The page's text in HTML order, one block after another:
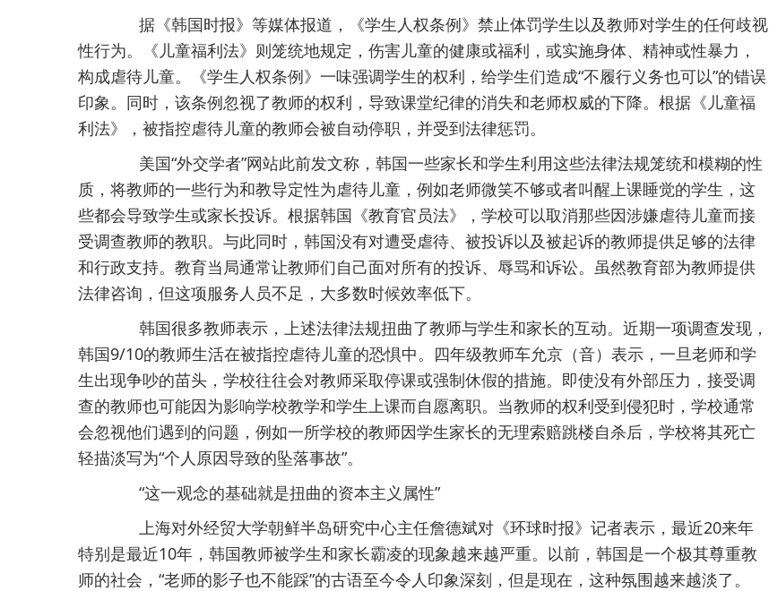
据《韩国时报》等媒体报道，《学生人权条例》禁止体罚学生以及教师对学生的任何歧视
性行为。《儿童福利法》则笼统地规定，伤害儿童的健康或福利，或实施身体、精神或性暴力，
构成虐待儿童。《学生人权条例》一味强调学生的权利，给学生们造成“不履行义务也可以”的错误
印象。同时，该条例忽视了教师的权利，导致课堂纪律的消失和老师权威的下降。根据《儿童福
利法》，被指控虐待儿童的教师会被自动停职，并受到法律惩罚。
美国“外交学者”网站此前发文称，韩国一些家长和学生利用这些法律法规笼统和模糊的性
质，将教师的一些行为和教导定性为虐待儿童，例如老师微笑不够或者叫醒上课睡觉的学生，这
些都会导致学生或家长投诉。根据韩国《教育官员法》，学校可以取消那些因涉嫌虐待儿童而接
受调查教师的教职。与此同时，韩国没有对遭受虐待、被投诉以及被起诉的教师提供足够的法律
和行政支持。教育当局通常让教师们自己面对所有的投诉、辱骂和诉讼。虽然教育部为教师提供
法律咨询，但这项服务人员不足，大多数时候效率低下。
韩国很多教师表示，上述法律法规扭曲了教师与学生和家长的互动。近期一项调查发现，
韩国9/10的教师生活在被指控虐待儿童的恐惧中。四年级教师车允京（音）表示，一旦老师和学
生出现争吵的苗头，学校往往会对教师采取停课或强制休假的措施。即使没有外部压力，接受调
查的教师也可能因为影响学校教学和学生上课而自愿离职。当教师的权利受到侵犯时，学校通常
会忽视他们遇到的问题，例如一所学校的教师因学生家长的无理索赔跳楼自杀后，学校将其死亡
轻描淡写为“个人原因导致的坠落事故”。
“这一观念的基础就是扭曲的资本主义属性”
上海对外经贸大学朝鲜半岛研究中心主任詹德斌对《环球时报》记者表示，最近20来年
特别是最近10年，韩国教师被学生和家长霸凌的现象越来越严重。以前，韩国是一个极其尊重教
师的社会，“老师的影子也不能踩”的古语至今令人印象深刻，但是现在，这种氛围越来越淡了。